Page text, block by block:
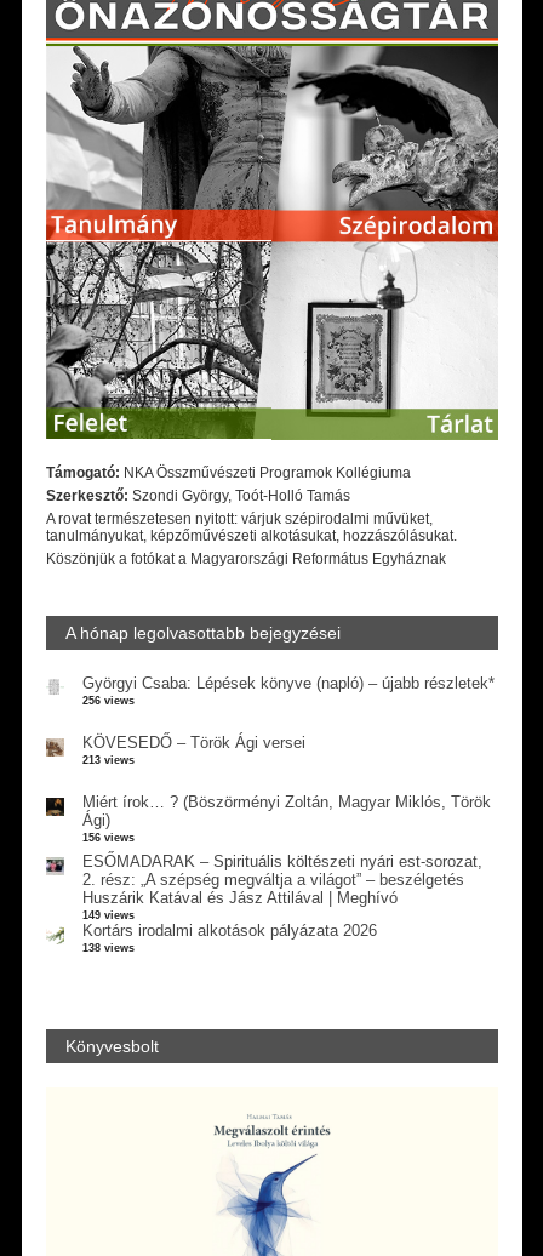
Támogató: NKA Összművészeti Programok Kollégiuma
Szerkesztő: Szondi György, Toót-Holló Tamás
A rovat természetesen nyitott: várjuk szépirodalmi művüket,
tanulmányukat, képzőművészeti alkotásukat, hozzászólásukat.
Köszönjük a fotókat a Magyarországi Református Egyháznak
A hónap legolvasottabb bejegyzései
Györgyi Csaba: Lépések könyve (napló) – újabb részletek*
256 views
KÖVESEDŐ – Török Ági versei
213 views
Miért írok… ? (Böszörményi Zoltán, Magyar Miklós, Török
Ági)
156 views
ESŐMADARAK – Spirituális költészeti nyári est-sorozat,
2. rész: „A szépség megváltja a világot” – beszélgetés
Huszárik Katával és Jász Attilával | Meghívó
149 views
Kortárs irodalmi alkotások pályázata 2026
138 views
Könyvesbolt